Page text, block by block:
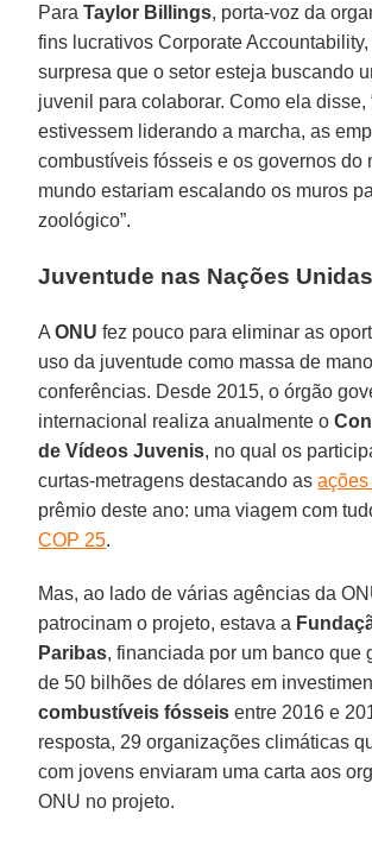
ParaTaylor Billings, porta-voz da
fins lucrativos Corporate
surpresa que o setor esteja buscando
juvenil para colaborar. Como ela disse,
estivessem liderando a marcha, as
combustíveis fósseis e os governos do
mundo estariam escalando os muros
zoológico”.
Juventude nas Nações Unidas
AONU fez pouco para eliminar as
uso da juventude como massa de
conferências. Desde 2015, o órgão
internacional realiza anualmente o
de Vídeos Juvenis, no qual os
curtas-metragens destacando as
prêmio deste ano: uma viagem com
COP 25.
Mas, ao lado de várias agências da
patrocinam o projeto, estava a
Paribas, financiada por um banco que
de 50 bilhões de dólares em
combustíveis fósseis entre 2016 e
resposta, 29 organizações climáticas
com jovens enviaram uma carta aos
ONU no projeto.